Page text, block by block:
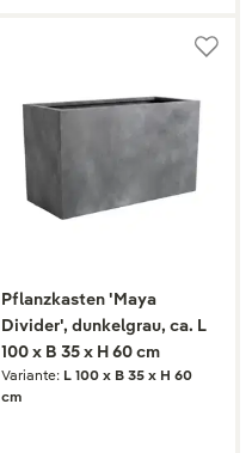
Pflanzkasten 'Maya
Divider', dunkelgrau, ca. L
100 x B 35 x H 60 cm
Variante: L 100 x B 35 x H 60
cm